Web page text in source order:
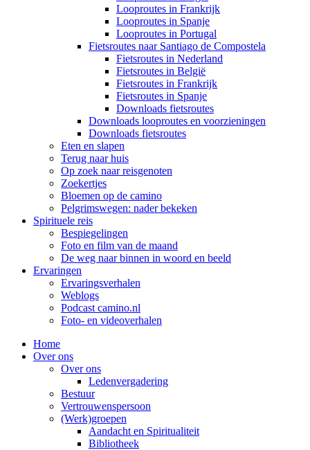
Looproutes in Frankrijk
Looproutes in Spanje
Looproutes in Portugal
Fietsroutes naar Santiago de Compostela
Fietsroutes in Nederland
Fietsroutes in België
Fietsroutes in Frankrijk
Fietsroutes in Spanje
Downloads fietsroutes
Downloads looproutes en voorzieningen
Downloads fietsroutes
Eten en slapen
Terug naar huis
Op zoek naar reisgenoten
Zoekertjes
Bloemen op de camino
Pelgrimswegen: nader bekeken
Spirituele reis
Bespiegelingen
Foto en film van de maand
De weg naar binnen in woord en beeld
Ervaringen
Ervaringsverhalen
Weblogs
Podcast camino.nl
Foto- en videoverhalen
Home
Over ons
Over ons
Ledenvergadering
Bestuur
Vertrouwenspersoon
(Werk)groepen
Aandacht en Spiritualiteit
Bibliotheek